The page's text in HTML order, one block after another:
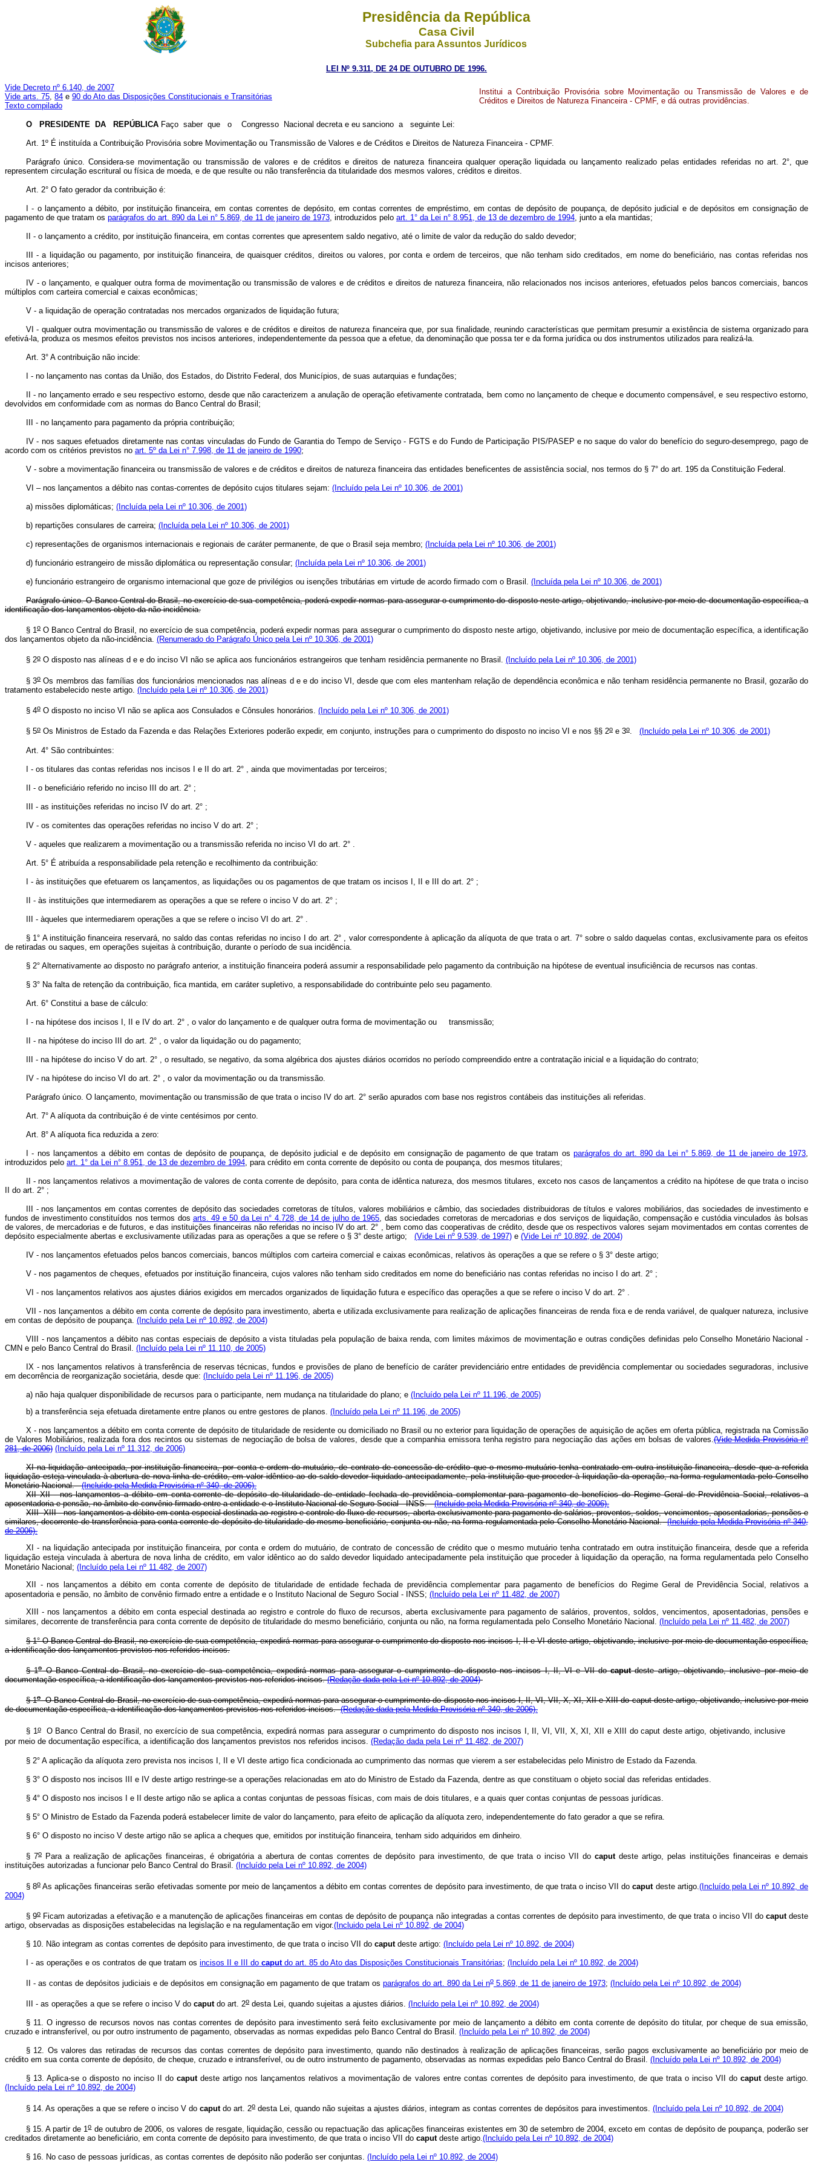
Presidência da República
Casa Civil
Subchefia para Assuntos Jurídicos
LEI Nº 9.311, DE 24 DE OUTUBRO DE 1996.
Vide Decreto nº 6.140, de 2007
Vide arts. 75, 84 e 90 do Ato das Disposições Constitucionais e Transitórias
Texto compilado
Institui a Contribuição Provisória sobre Movimentação ou Transmissão de Valores e de
Créditos e Direitos de Natureza Financeira - CPMF, e dá outras providências.
O PRESIDENTE DA REPÚBLICA Faço saber que o Congresso Nacional decreta e eu sanciono a seguinte Lei:
Art. 1º É instituída a Contribuição Provisória sobre Movimentação ou Transmissão de Valores e de Créditos e Direitos de Natureza Financeira - CPMF.
Parágrafo único. Considera-se movimentação ou transmissão de valores e de créditos e direitos de natureza financeira qualquer operação liquidada ou lançamento realizado pelas entidades referidas no art. 2°, que
representem circulação escritural ou física de moeda, e de que resulte ou não transferência da titularidade dos mesmos valores, créditos e direitos.
Art. 2° O fato gerador da contribuição é:
I - o lançamento a débito, por instituição financeira, em contas correntes de depósito, em contas correntes de empréstimo, em contas de depósito de poupança, de depósito judicial e de depósitos em consignação de
pagamento de que tratam os parágrafos do art. 890 da Lei n° 5.869, de 11 de janeiro de 1973, introduzidos pelo art. 1° da Lei n° 8.951, de 13 de dezembro de 1994, junto a ela mantidas;
II - o lançamento a crédito, por instituição financeira, em contas correntes que apresentem saldo negativo, até o limite de valor da redução do saldo devedor;
III - a liquidação ou pagamento, por instituição financeira, de quaisquer créditos, direitos ou valores, por conta e ordem de terceiros, que não tenham sido creditados, em nome do beneficiário, nas contas referidas nos
incisos anteriores;
IV - o lançamento, e qualquer outra forma de movimentação ou transmissão de valores e de créditos e direitos de natureza financeira, não relacionados nos incisos anteriores, efetuados pelos bancos comerciais, bancos
múltiplos com carteira comercial e caixas econômicas;
V - a liquidação de operação contratadas nos mercados organizados de liquidação futura;
VI - qualquer outra movimentação ou transmissão de valores e de créditos e direitos de natureza financeira que, por sua finalidade, reunindo características que permitam presumir a existência de sistema organizado para
efetivá-la, produza os mesmos efeitos previstos nos incisos anteriores, independentemente da pessoa que a efetue, da denominação que possa ter e da forma jurídica ou dos instrumentos utilizados para realizá-la.
Art. 3° A contribuição não incide:
I - no lançamento nas contas da União, dos Estados, do Distrito Federal, dos Municípios, de suas autarquias e fundações;
II - no lançamento errado e seu respectivo estorno, desde que não caracterizem a anulação de operação efetivamente contratada, bem como no lançamento de cheque e documento compensável, e seu respectivo estorno,
devolvidos em conformidade com as normas do Banco Central do Brasil;
III - no lançamento para pagamento da própria contribuição;
IV - nos saques efetuados diretamente nas contas vinculadas do Fundo de Garantia do Tempo de Serviço - FGTS e do Fundo de Participação PIS/PASEP e no saque do valor do benefício do seguro-desemprego, pago de
acordo com os critérios previstos no art. 5º da Lei n° 7.998, de 11 de janeiro de 1990;
V - sobre a movimentação financeira ou transmissão de valores e de créditos e direitos de natureza financeira das entidades beneficentes de assistência social, nos termos do § 7° do art. 195 da Constituição Federal.
VI – nos lançamentos a débito nas contas-correntes de depósito cujos titulares sejam: (Incluído pela Lei nº 10.306, de 2001)
a) missões diplomáticas; (Incluída pela Lei nº 10.306, de 2001)
b) repartições consulares de carreira; (Incluída pela Lei nº 10.306, de 2001)
c) representações de organismos internacionais e regionais de caráter permanente, de que o Brasil seja membro; (Incluída pela Lei nº 10.306, de 2001)
d) funcionário estrangeiro de missão diplomática ou representação consular; (Incluída pela Lei nº 10.306, de 2001)
e) funcionário estrangeiro de organismo internacional que goze de privilégios ou isenções tributárias em virtude de acordo firmado com o Brasil. (Incluída pela Lei nº 10.306, de 2001)
Parágrafo único. O Banco Central do Brasil, no exercício de sua competência, poderá expedir normas para assegurar o cumprimento do disposto neste artigo, objetivando, inclusive por meio de documentação específica, a
identificação dos lançamentos objeto da não incidência.
§ 1o O Banco Central do Brasil, no exercício de sua competência, poderá expedir normas para assegurar o cumprimento do disposto neste artigo, objetivando, inclusive por meio de documentação específica, a identificação
dos lançamentos objeto da não-incidência. (Renumerado do Parágrafo Único pela Lei nº 10.306, de 2001)
§ 2o O disposto nas alíneas d e e do inciso VI não se aplica aos funcionários estrangeiros que tenham residência permanente no Brasil. (Incluído pela Lei nº 10.306, de 2001)
§ 3oOs membros das famílias dos funcionários mencionados nas alíneas d e e do inciso VI, desde que com eles mantenham relação de dependência econômica e não tenham residência permanente no Brasil, gozarão do
tratamento estabelecido neste artigo. (Incluído pela Lei nº 10.306, de 2001)
§ 4o O disposto no inciso VI não se aplica aos Consulados e Cônsules honorários. (Incluído pela Lei nº 10.306, de 2001)
§ 5o Os Ministros de Estado da Fazenda e das Relações Exteriores poderão expedir, em conjunto, instruções para o cumprimento do disposto no inciso VI e nos §§ 2o e 3o. (Incluído pela Lei nº 10.306, de 2001)
Art. 4° São contribuintes:
I - os titulares das contas referidas nos incisos I e II do art. 2° , ainda que movimentadas por terceiros;
II - o beneficiário referido no inciso III do art. 2° ;
III - as instituições referidas no inciso IV do art. 2° ;
IV - os comitentes das operações referidas no inciso V do art. 2° ;
V - aqueles que realizarem a movimentação ou a transmissão referida no inciso VI do art. 2° .
Art. 5° É atribuída a responsabilidade pela retenção e recolhimento da contribuição:
I - às instituições que efetuarem os lançamentos, as liquidações ou os pagamentos de que tratam os incisos I, II e III do art. 2° ;
II - às instituições que intermediarem as operações a que se refere o inciso V do art. 2° ;
III - àqueles que intermediarem operações a que se refere o inciso VI do art. 2° .
§ 1° A instituição financeira reservará, no saldo das contas referidas no inciso I do art. 2° , valor correspondente à aplicação da alíquota de que trata o art. 7° sobre o saldo daquelas contas, exclusivamente para os efeitos
de retiradas ou saques, em operações sujeitas à contribuição, durante o período de sua incidência.
§ 2° Alternativamente ao disposto no parágrafo anterior, a instituição financeira poderá assumir a responsabilidade pelo pagamento da contribuição na hipótese de eventual insuficiência de recursos nas contas.
§ 3° Na falta de retenção da contribuição, fica mantida, em caráter supletivo, a responsabilidade do contribuinte pelo seu pagamento.
Art. 6° Constitui a base de cálculo:
I - na hipótese dos incisos I, II e IV do art. 2° , o valor do lançamento e de qualquer outra forma de movimentação ou transmissão;
II - na hipótese do inciso III do art. 2° , o valor da liquidação ou do pagamento;
III - na hipótese do inciso V do art. 2° , o resultado, se negativo, da soma algébrica dos ajustes diários ocorridos no período compreendido entre a contratação inicial e a liquidação do contrato;
IV - na hipótese do inciso VI do art. 2° , o valor da movimentação ou da transmissão.
Parágrafo único. O lançamento, movimentação ou transmissão de que trata o inciso IV do art. 2° serão apurados com base nos registros contábeis das instituições ali referidas.
Art. 7° A alíquota da contribuição é de vinte centésimos por cento.
Art. 8° A alíquota fica reduzida a zero:
I - nos lançamentos a débito em contas de depósito de poupança, de depósito judicial e de depósito em consignação de pagamento de que tratam os parágrafos do art. 890 da Lei n° 5.869, de 11 de janeiro de 1973
introduzidos pelo art. 1° da Lei n° 8.951, de 13 de dezembro de 1994 , para crédito em conta corrente de depósito ou conta de poupança, dos mesmos titulares;
II - nos lançamentos relativos a movimentação de valores de conta corrente de depósito, para conta de idêntica natureza, dos mesmos titulares, exceto nos casos de lançamentos a crédito na hipótese de que trata o inciso
II do art. 2° ;
III - nos lançamentos em contas correntes de depósito das sociedades corretoras de títulos, valores mobiliários e câmbio, das sociedades distribuidoras de títulos e valores mobiliários, das sociedades de investimento e
fundos de investimento constituídos nos termos dos arts. 49 e 50 da Lei n° 4.728, de 14 de julho de 1965 , das sociedades corretoras de mercadorias e dos serviços de liquidação, compensação e custódia vinculados às bolsas
de valores, de mercadorias e de futuros, e das instituições financeiras não referidas no inciso IV do art. 2° , bem como das cooperativas de crédito, desde que os respectivos valores sejam movimentados em contas correntes de
depósito especialmente abertas e exclusivamente utilizadas para as operações a que se refere o § 3° deste artigo; (Vide Lei nº 9.539, de 1997) e (Vide Lei nº 10.892, de 2004)
IV - nos lançamentos efetuados pelos bancos comerciais, bancos múltiplos com carteira comercial e caixas econômicas, relativos às operações a que se refere o § 3° deste artigo;
V - nos pagamentos de cheques, efetuados por instituição financeira, cujos valores não tenham sido creditados em nome do beneficiário nas contas referidas no inciso I do art. 2° ;
VI - nos lançamentos relativos aos ajustes diários exigidos em mercados organizados de liquidação futura e específico das operações a que se refere o inciso V do art. 2° .
VII - nos lançamentos a débito em conta corrente de depósito para investimento, aberta e utilizada exclusivamente para realização de aplicações financeiras de renda fixa e de renda variável, de qualquer natureza, inclusive
em contas de depósito de poupança. (Incluído pela Lei nº 10.892, de 2004)
VIII - nos lançamentos a débito nas contas especiais de depósito a vista tituladas pela população de baixa renda, com limites máximos de movimentação e outras condições definidas pelo Conselho Monetário Nacional -
CMN e pelo Banco Central do Brasil. (Incluído pela Lei nº 11.110, de 2005)
IX - nos lançamentos relativos à transferência de reservas técnicas, fundos e provisões de plano de benefício de caráter previdenciário entre entidades de previdência complementar ou sociedades seguradoras, inclusive
em decorrência de reorganização societária, desde que: (Incluído pela Lei nº 11.196, de 2005)
a) não haja qualquer disponibilidade de recursos para o participante, nem mudança na titularidade do plano; e (Incluído pela Lei nº 11.196, de 2005)
b) a transferência seja efetuada diretamente entre planos ou entre gestores de planos. (Incluído pela Lei nº 11.196, de 2005)
X -nos lançamentos a débito em conta corrente de depósito de titularidade de residente ou domiciliado no Brasil ou no exterior para liquidação de operações de aquisição de ações em oferta pública, registrada na Comissão
de Valores Mobiliários, realizada fora dos recintos ou sistemas de negociação de bolsa de valores, desde que a companhia emissora tenha registro para negociação das ações em bolsas de valores.(Vide Medida Provisória nº
281, de 2006) (Incluído pela Lei nº 11.312, de 2006)
XIna liquidação antecipada, por instituição financeira, por conta e ordem do mutuário, de contrato de concessão de crédito que o mesmo mutuário tenha contratado em outra instituição financeira, desde que a referida
liquidação esteja vinculada à abertura de nova linha de crédito, em valor idêntico ao do saldo devedor liquidado antecipadamente, pela instituição que proceder à liquidação da operação, na forma regulamentada pelo Conselho
Monetário Nacional.-(Incluído pela Medida Provisória nº 340, de 2006).
XIIXII - nos lançamentos a débito em conta-corrente de depósito de titularidade de entidade fechada de previdência complementar para pagamento de benefícios do Regime Geral de Previdência Social, relativos a
aposentadoria e pensão, no âmbito de convênio firmado entre a entidade e o Instituto Nacional de Seguro Social - INSS.-(Incluído pela Medida Provisória nº 340, de 2006).
XIII -XIII - nos lançamentos a débito em conta especial destinada ao registro e controle do fluxo de recursos, aberta exclusivamente para pagamento de salários, proventos, soldos, vencimentos, aposentadorias, pensões e
similares, decorrente de transferência para conta-corrente de depósito de titularidade do mesmo beneficiário, conjunta ou não, na forma regulamentada pelo Conselho Monetário Nacional. (Incluído pela Medida Provisória nº 340,
de 2006).
XI - na liquidação antecipada por instituição financeira, por conta e ordem do mutuário, de contrato de concessão de crédito que o mesmo mutuário tenha contratado em outra instituição financeira, desde que a referida
liquidação esteja vinculada à abertura de nova linha de crédito, em valor idêntico ao do saldo devedor liquidado antecipadamente pela instituição que proceder à liquidação da operação, na forma regulamentada pelo Conselho
Monetário Nacional; (Incluído pela Lei nº 11.482, de 2007)
XII - nos lançamentos a débito em conta corrente de depósito de titularidade de entidade fechada de previdência complementar para pagamento de benefícios do Regime Geral de Previdência Social, relativos a
aposentadoria e pensão, no âmbito de convênio firmado entre a entidade e o Instituto Nacional de Seguro Social - INSS; (Incluído pela Lei nº 11.482, de 2007)
XIII - nos lançamentos a débito em conta especial destinada ao registro e controle do fluxo de recursos, aberta exclusivamente para pagamento de salários, proventos, soldos, vencimentos, aposentadorias, pensões e
similares, decorrente de transferência para conta corrente de depósito de titularidade do mesmo beneficiário, conjunta ou não, na forma regulamentada pelo Conselho Monetário Nacional. (Incluído pela Lei nº 11.482, de 2007)
§ 1° O Banco Central do Brasil, no exercício de sua competência, expedirá normas para assegurar o cumprimento do disposto nos incisos I, II e VI deste artigo, objetivando, inclusive por meio de documentação específica,
a identificação dos lançamentos previstos nos referidos incisos.
§ 1oO Banco Central do Brasil, no exercício de sua competência, expedirá normas para assegurar o cumprimento do disposto nos incisos I, II, VI e VII docaputdeste artigo, objetivando, inclusive por meio de
documentação específica, a identificação dos lançamentos previstos nos referidos incisos.(Redação dada pela Lei nº 10.892, de 2004)
§ 1oO Banco Central do Brasil, no exercício de sua competência, expedirá normas para assegurar o cumprimento do disposto nos incisos I, II, VI, VII, X, XI, XII e XIII do caput deste artigo, objetivando, inclusive por meio
de documentação específica, a identificação dos lançamentos previstos nos referidos incisos. (Redação dada pela Medida Provisória nº 340, de 2006).
§ 1oO Banco Central do Brasil, no exercício de sua competência, expedirá normas para assegurar o cumprimento do disposto nos incisos I, II, VI, VII, X, XI, XII e XIII do caput deste artigo, objetivando, inclusive
por meio de documentação específica, a identificação dos lançamentos previstos nos referidos incisos. (Redação dada pela Lei nº 11.482, de 2007)
§ 2° A aplicação da alíquota zero prevista nos incisos I, II e VI deste artigo fica condicionada ao cumprimento das normas que vierem a ser estabelecidas pelo Ministro de Estado da Fazenda.
§ 3° O disposto nos incisos III e IV deste artigo restringe-se a operações relacionadas em ato do Ministro de Estado da Fazenda, dentre as que constituam o objeto social das referidas entidades.
§ 4° O disposto nos incisos I e II deste artigo não se aplica a contas conjuntas de pessoas físicas, com mais de dois titulares, e a quais quer contas conjuntas de pessoas jurídicas.
§ 5° O Ministro de Estado da Fazenda poderá estabelecer limite de valor do lançamento, para efeito de aplicação da alíquota zero, independentemente do fato gerador a que se refira.
§ 6° O disposto no inciso V deste artigo não se aplica a cheques que, emitidos por instituição financeira, tenham sido adquiridos em dinheiro.
§ 7o Para a realização de aplicações financeiras, é obrigatória a abertura de contas correntes de depósito para investimento, de que trata o inciso VII do caput deste artigo, pelas instituições financeiras e demais
instituições autorizadas a funcionar pelo Banco Central do Brasil. (Incluído pela Lei nº 10.892, de 2004)
§ 8o As aplicações financeiras serão efetivadas somente por meio de lançamentos a débito em contas correntes de depósito para investimento, de que trata o inciso VII docaputdeste artigo. (Incluído pela Lei nº 10.892, de
2004)
§ 9o Ficam autorizadas a efetivação e a manutenção de aplicações financeiras em contas de depósito de poupança não integradas a contas correntes de depósito para investimento, de que trata o inciso VII do caputdeste
artigo, observadas as disposições estabelecidas na legislação e na regulamentação em vigor.(Incluido pela Lei nº 10.892, de 2004)
§ 10. Não integram as contas correntes de depósito para investimento, de que trata o inciso VII do caputdeste artigo: (Incluído pela Lei nº 10.892, de 2004)
I - as operações e os contratos de que tratam os incisos II e III do caput do art. 85 do Ato das Disposições Constitucionais Transitórias; (Incluído pela Lei nº 10.892, de 2004)
II - as contas de depósitos judiciais e de depósitos em consignação em pagamento de que tratam os parágrafos do art. 890 da Lei no 5.869, de 11 de janeiro de 1973; (Incluído pela Lei nº 10.892, de 2004)
III - as operações a que se refere o inciso V do caput do art. 2o desta Lei, quando sujeitas a ajustes diários. (Incluído pela Lei nº 10.892, de 2004)
§ 11. O ingresso de recursos novos nas contas correntes de depósito para investimento será feito exclusivamente por meio de lançamento a débito em conta corrente de depósito do titular, por cheque de sua emissão,
cruzado e intransferível, ou por outro instrumento de pagamento, observadas as normas expedidas pelo Banco Central do Brasil. (Incluído pela Lei nº 10.892, de 2004)
§ 12. Os valores das retiradas de recursos das contas correntes de depósito para investimento, quando não destinados à realização de aplicações financeiras, serão pagos exclusivamente ao beneficiário por meio de
crédito em sua conta corrente de depósito, de cheque, cruzado e intransferível, ou de outro instrumento de pagamento, observadas as normas expedidas pelo Banco Central do Brasil. (Incluído pela Lei nº 10.892, de 2004)
§ 13. Aplica-se o disposto no inciso II docaputdeste artigo nos lançamentos relativos a movimentação de valores entre contas correntes de depósito para investimento, de que trata o inciso VII do caputdeste artigo.
(Incluído pela Lei nº 10.892, de 2004)
§ 14. As operações a que se refere o inciso V do caput do art. 2o desta Lei, quando não sujeitas a ajustes diários, integram as contas correntes de depósitos para investimentos. (Incluído pela Lei nº 10.892, de 2004)
§ 15. A partir de 1ode outubro de 2006, os valores de resgate, liquidação, cessão ou repactuação das aplicações financeiras existentes em 30 de setembro de 2004, exceto em contas de depósito de poupança, poderão ser
creditados diretamente ao beneficiário, em conta corrente de depósito para investimento, de que trata o inciso VII do caput deste artigo.(Incluído pela Lei nº 10.892, de 2004)
§ 16. No caso de pessoas jurídicas, as contas correntes de depósito não poderão ser conjuntas. (Incluído pela Lei nº 10.892, de 2004)